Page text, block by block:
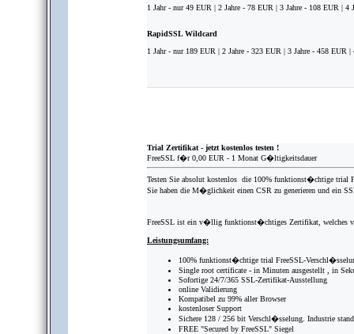
1 Jahr - nur 49 EUR | 2 Jahre - 78 EUR | 3 Jahre - 108 EUR | 4
RapidSSL Wildcard
1 Jahr - nur 189 EUR | 2 Jahre - 323 EUR | 3 Jahre - 458 EUR
Trial Zertifikat - jetzt kostenlos testen !
FreeSSL f�r 0,00 EUR - 1 Monat G�ltigkeitsdauer
Testen Sie absolut kostenlos die 100% funktionst�chtige trial
Sie haben die M�glichkeit einen CSR zu generieren und ein
FreeSSL ist ein v�llig funktionst�chtiges Zertifikat, welches
Leistungsumfang:
100% funktionst�chtige trial FreeSSL-
Single root certificate - in Minuten ausgestellt , in
Sofortige 24/7/365 SSL-Zertifikat-Ausstellung
online Validierung
Kompatibel zu 99% aller Browser
kostenloser Support
Sichere 128 / 256 bit Verschl�sselung. Industrie
FREE "Secured by FreeSSL" Siegel